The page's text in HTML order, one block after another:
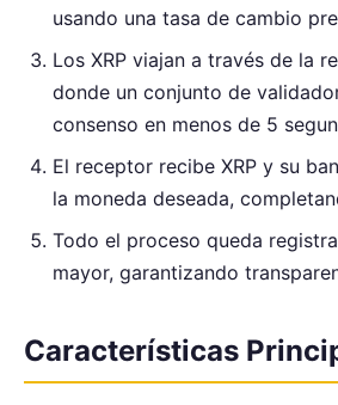
usando una tasa de cambio
Los XRP viajan a través de la
donde un conjunto de
consenso en menos de 5
El receptor recibe XRP y su
la moneda deseada,
Todo el proceso queda
mayor, garantizando
Características